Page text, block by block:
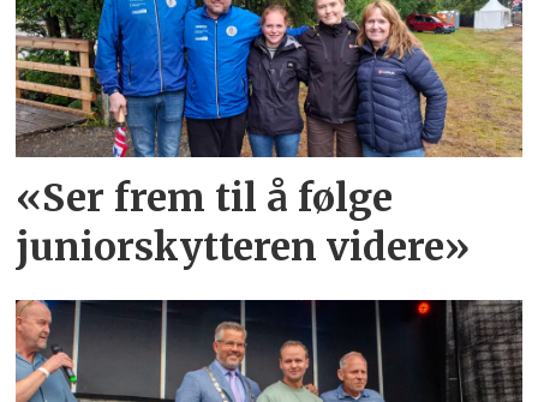
«Ser frem til å følge
juniorskytteren videre»